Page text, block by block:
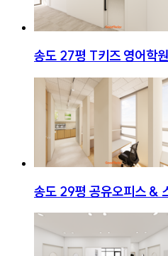
송도 27평 T키즈 영어학원
송도 29평 공유오피스 &